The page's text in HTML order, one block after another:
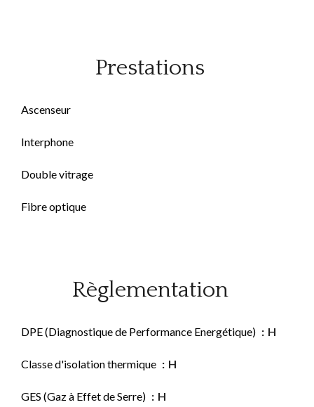
Prestations
Ascenseur
Interphone
Double vitrage
Fibre optique
Règlementation
DPE (Diagnostique de Performance Energétique) H
Classe d'isolation thermique H
GES (Gaz à Effet de Serre) H